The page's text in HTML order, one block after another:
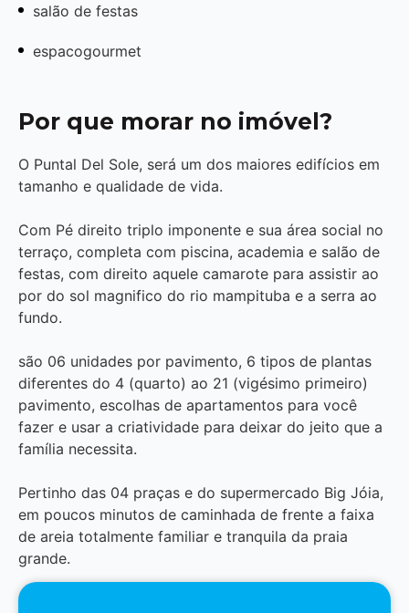
salão de festas
espacogourmet
Por que morar no imóvel?
O Puntal Del Sole, será um dos maiores edifícios em
tamanho e qualidade de vida.
Com Pé direito triplo imponente e sua área social no
terraço, completa com piscina, academia e salão de
festas, com direito aquele camarote para assistir ao
por do sol magnifico do rio mampituba e a serra ao
fundo.
são 06 unidades por pavimento, 6 tipos de plantas
diferentes do 4 (quarto) ao 21 (vigésimo primeiro)
pavimento, escolhas de apartamentos para você
fazer e usar a criatividade para deixar do jeito que a
família necessita.
Pertinho das 04 praças e do supermercado Big Jóia,
em poucos minutos de caminhada de frente a faixa
de areia totalmente familiar e tranquila da praia
grande.